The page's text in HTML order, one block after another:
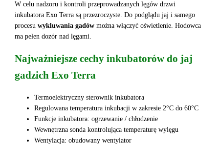
W celu nadzoru i kontroli przeprowadzanych lęgów drzwi
inkubatora Exo Terra są przezroczyste. Do podglądu jaj i samego
procesu wykluwania gadów można włączyć oświetlenie. Hodowca
ma pełen dozór nad lęgami.
Najważniejsze cechy inkubatorów do jaj
gadzich Exo Terra
Termoelektryczny sterownik inkubatora
Regulowana temperatura inkubacji w zakresie 2°C do 60°C
Funkcje inkubatora: ogrzewanie / chłodzenie
Wewnętrzna sonda kontrolująca temperaturę wylęgu
Wentylacja: obudowany wentylator